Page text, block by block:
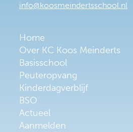
info@koosmeindertsschool.nl
Home
Over KC Koos Meinderts
Basisschool
Peuteropvang
Kinderdagverblijf
BSO
Actueel
Aanmelden